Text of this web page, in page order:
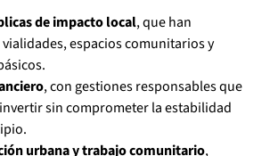
de impacto local, que han
espacios comunitarios y
, con gestiones responsables que
sin comprometer la estabilidad
urbana y trabajo comunitario,